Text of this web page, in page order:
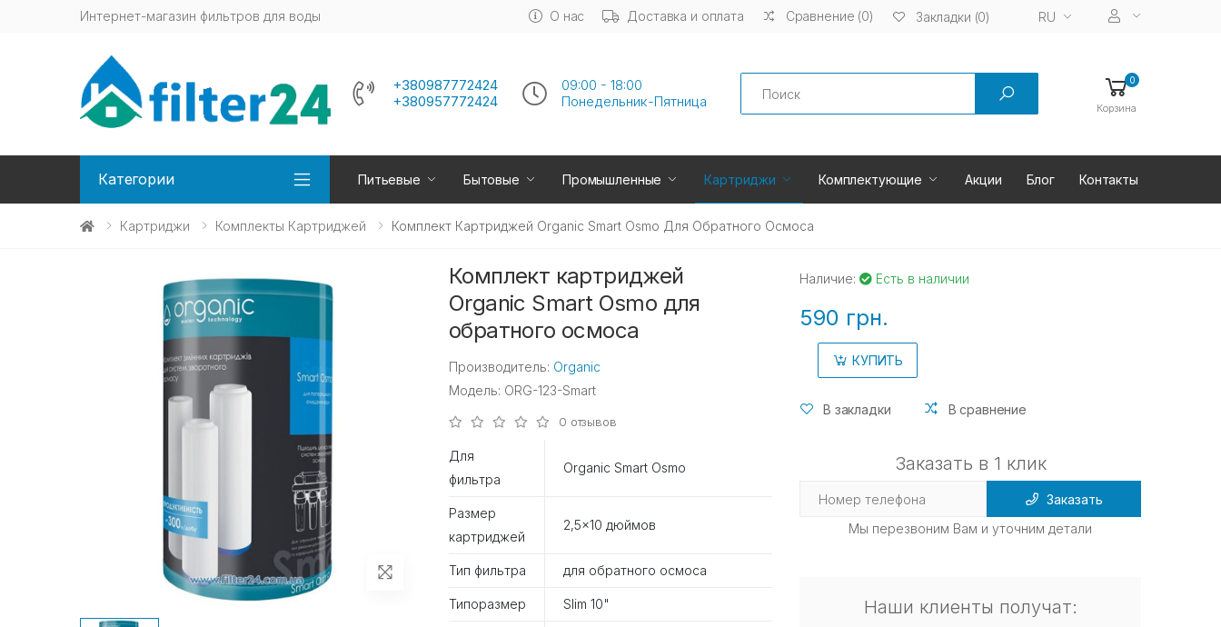
Интернет-магазин фильтров для воды О нас Доставка и оплата Сравнение (0) Закладки (0) RU
+380987772424
+380957772424
09:00 - 18:00
Понедельник-Пятница
Search 0
Корзина
Категории Питьевые Бытовые Промышленные Картриджи Комплектующие Акции Блог Контакты
Картриджи Комплекты Картриджей Комплект Картриджей Organic Smart Osmo Для Обратного Осмоса
Комплект картриджей
Organic Smart Osmo для
обратного осмоса
Производитель: Organic
Модель: ORG-123-Smart
0 отзывов
Для
фильтра
Organic Smart Osmo
Размер
картриджей
2,5×10 дюймов
Тип фильтра для обратного осмоса
Типоразмер Slim 10"
Наличие: Есть в наличии
590 грн.
КУПИТЬ
В закладки В сравнение
Заказать в 1 клик
Заказать
Мы перезвоним Вам и уточним детали
Наши клиенты получат: